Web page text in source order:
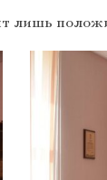
лишь